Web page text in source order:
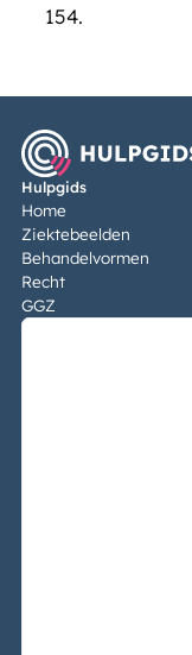
154.
Hulpgids
Home
Ziektebeelden
Behandelvormen
Recht
GGZ